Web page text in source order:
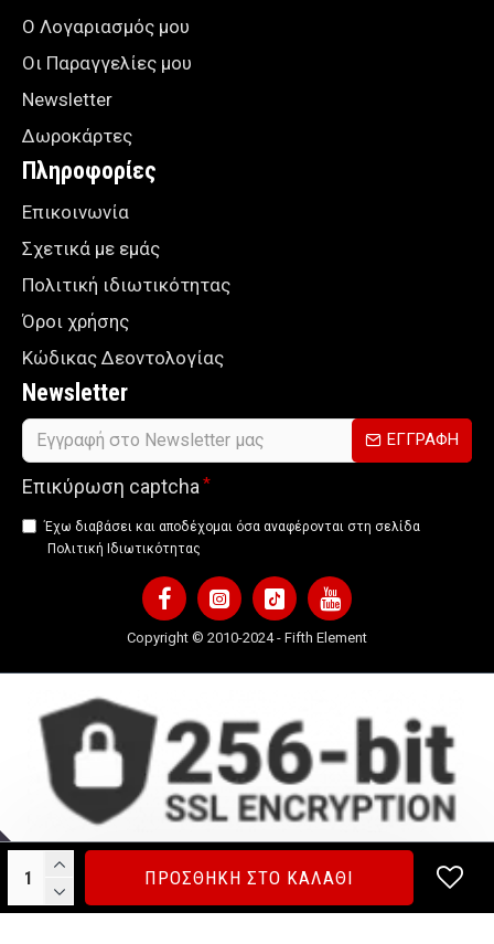
ΠΡΟΣΘΗΚΗ ΣΤΟ ΚΑΛΑΘΙ
Ο Λογαριασμός μου
Οι Παραγγελίες μου
Newsletter
Δωροκάρτες
Πληροφορίες
Επικοινωνία
Σχετικά με εμάς
Πολιτική ιδιωτικότητας
Όροι χρήσης
Κώδικας Δεοντολογίας
Newsletter
ΕΓΓΡΑΦΗ
Επικύρωση captcha
Έχω διαβάσει και αποδέχομαι όσα αναφέρονται στη σελίδα
Πολιτική Ιδιωτικότητας
Copyright © 2010-2024 - Fifth Element